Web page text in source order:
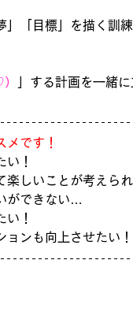
」「目標」を描く訓
」する計画を一緒
です！
！
楽しいことが考えら
ができない…
！
ンも向上させたい